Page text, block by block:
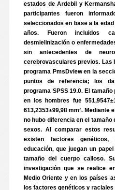
estados de Ardebil y
participantes fueron
seleccionados en base a la
años. Fueron incluidos
desmielinización o
sin antecedentes de
cerebrovasculares previos. Las
programa PmsDview en la
puntos de referencia; los
programa SPSS 19.0. El
en los hombres fue
613,2353±99,98 mm². Mediante
no hubo diferencia en el tamaño
sexos. Al comparar estos
existen factores
educación, que juegan un
tamaño del cuerpo calloso.
investigación que se realice
Medio Oriente y en los países
los factores genéticos y